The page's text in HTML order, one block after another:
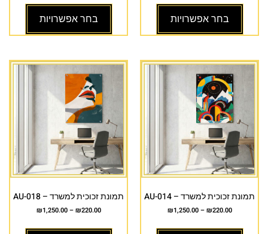
בחר אפשרויות בחר אפשרויות
תמונת זכוכית למשרד – AU-014
₪220.00
–
₪1,250.00
תמונת זכוכית למשרד – AU-018
₪220.00
–
₪1,250.00